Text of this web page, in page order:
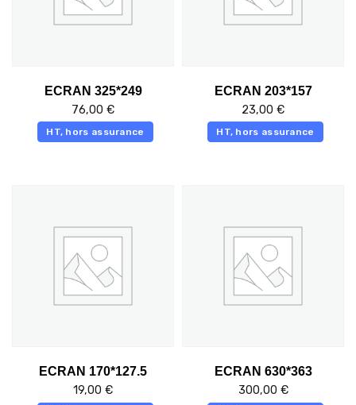
ECRAN 325*249
76,00 €
HT, hors assurance
ECRAN 203*157
23,00 €
HT, hors assurance
ECRAN 170*127.5
19,00 €
ECRAN 630*363
300,00 €